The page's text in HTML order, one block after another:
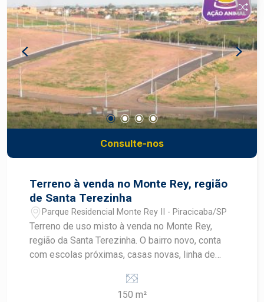
Consulte-nos
Terreno à venda no Monte Rey, região
de Santa Terezinha
Parque Residencial Monte Rey II - Piracicaba/SP
Terreno de uso misto à venda no Monte Rey,
região da Santa Terezinha. O bairro novo, conta
com escolas próximas, casas novas, linha de
venda pode ser feita com financiamento para
150 m²